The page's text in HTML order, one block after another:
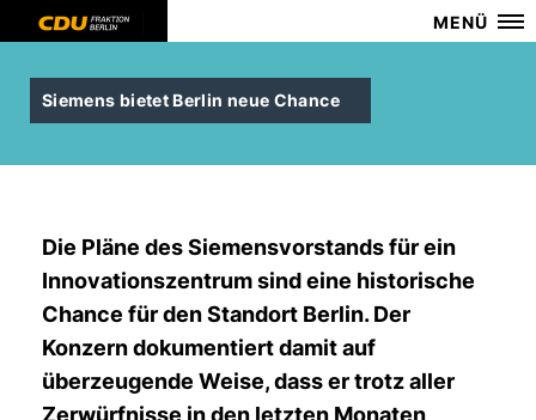
MENÜ
Siemens bietet Berlin neue Chance
Die Pläne des Siemensvorstands für ein
Innovationszentrum sind eine historische
Chance für den Standort Berlin. Der
Konzern dokumentiert damit auf
überzeugende Weise, dass er trotz aller
Zerwürfnisse in den letzten Monaten